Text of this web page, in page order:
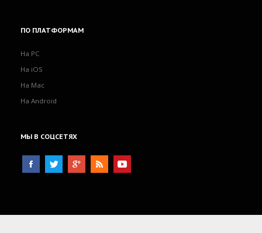
ПО ПЛАТФОРМАМ
На PC
На iOS
На Mac
На Android
МЫ В СОЦСЕТЯХ